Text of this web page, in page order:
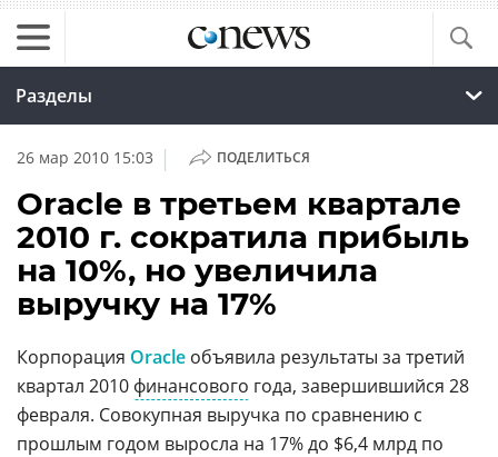
Разделы
26 мар 2010 15:03 | ПОДЕЛИТЬСЯ
Oracle в третьем квартале
2010 г. сократила прибыль
на 10%, но увеличила
выручку на 17%
Корпорация Oracle объявила результаты за третий
квартал 2010 финансового года, завершившийся 28
февраля. Совокупная выручка по сравнению с
прошлым годом выросла на 17% до $6,4 млрд по